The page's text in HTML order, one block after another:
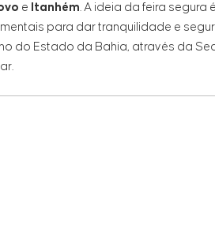
e Itanhém . A ideia da feira
para dar tranquilidade e
do Estado da Bahia, através da